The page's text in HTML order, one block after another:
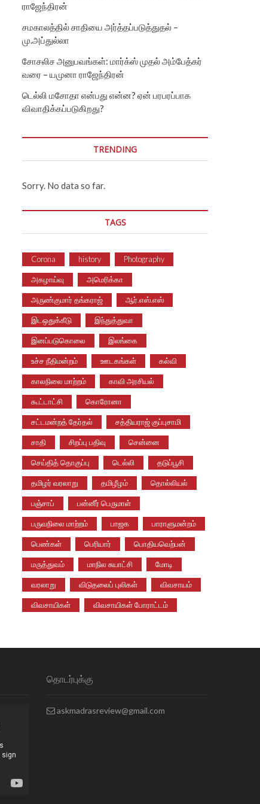
ராஜேந்திரன்
சமகாலத்தில் சாதியை அர்த்தப்படுத்துதல் –
மு.அப்துல்லா
சோசலிச அனுபவங்கள்: மார்க்ஸ் முதல் அம்பேத்கர்
வரை – யமுனா ராஜேந்திரன்
டெல்லி மசோதா என்பது என்ன? ஏன் பரபரப்பாக
விவாதிக்கப்படுகிறது?
TRENDING
Sorry. No data so far.
TAGS
Corona history Photography
அகழாய்வு அமெரிக்கா
அருண்குமார் தங்கராஜ் ஆர்.எஸ்.எஸ்
இடஒதுக்கீடு இந்துத்துவா
இனப்படுகொலை இலங்கை
உச்ச நீதிமன்றம் ஊடகங்கள் கல்வி
காலநிலை மாற்றம் காவி அரசியல்
கூட்டாட்சி கொரோனா
சட்டமன்றத் தேர்தல் சத்தியராஜ் குப்புசாமி
சாதி சிறப்பு பதிவு சென்னை
செய்தித் தொகுப்பு டெல்லி தடுப்பூசி
தமிழர் வரலாறு தமிழீழம் தொல்லியல்
பஞ்சாப் பன்னீர் பெருமாள்
பருவநிலை மாற்றம் பாஜக பாராளுமன்றம்
பெண்கள் பெரியார் பொதியவெற்பன்
மருத்துவம் மாநில சுயாட்சி மோடி
வரலாறு விடுதலைப் புலிகள் விவசாயம்
விவசாயிகள் விவசாயிகள் போராட்டம்
தொடர்புக்கு
askmadrasreview@gmail.com